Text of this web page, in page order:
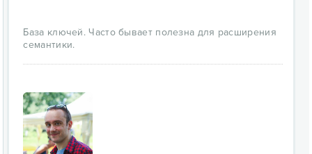
База ключей. Часто бывает полезна для расширения
семантики.